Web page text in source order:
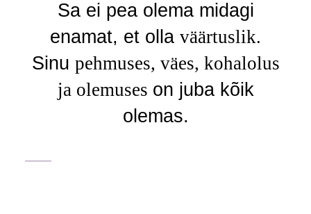
Sa ei pea olema midagi
enamat, et olla väärtuslik.
Sinu pehmuses, väes, kohalolus
ja olemuses on juba kõik
olemas.